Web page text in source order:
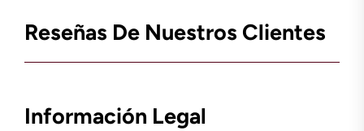
Reseñas De Nuestros Clientes
Información Legal